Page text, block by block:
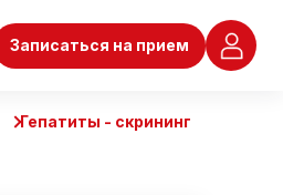
Записаться на прием
Гепатиты - скрининг